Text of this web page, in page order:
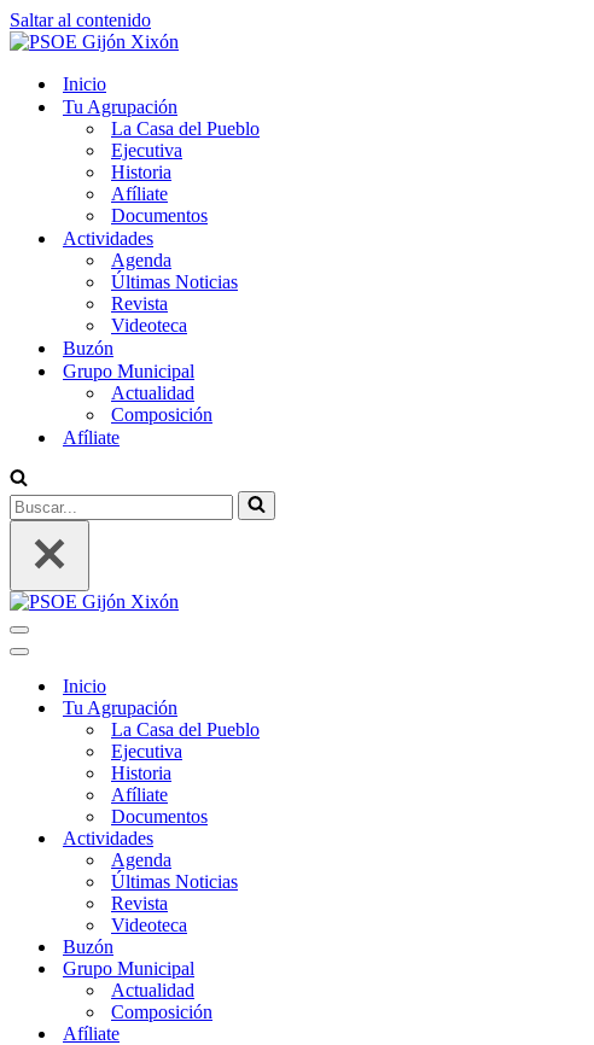
Saltar al contenido
Inicio
Tu Agrupación
La Casa del Pueblo
Ejecutiva
Historia
Afíliate
Documentos
Actividades
Agenda
Últimas Noticias
Revista
Videoteca
Buzón
Grupo Municipal
Actualidad
Composición
Afíliate
Buscar...
Menú
de
Menú
navegación
Inicio
Tu Agrupación
La Casa del Pueblo
Ejecutiva
Historia
Afíliate
Documentos
Actividades
Agenda
Últimas Noticias
Revista
Videoteca
Buzón
Grupo Municipal
Actualidad
Composición
Afíliate